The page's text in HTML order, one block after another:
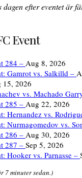
dagen efter eventet är
Event
284 – Aug 8, 2026
Gamrot vs. Salkilld –
15, 2026
vs. Machado
285 – Aug 22, 2026
Hernandez vs.
Nurmagomedov vs.
286 – Aug 30, 2026
287 – Sep 5, 2026
Hooker vs. Parnasse –
7 minuter sedan.)